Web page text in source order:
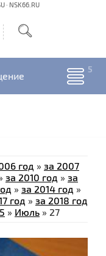
· NSK66.RU
год » за 2007
за 2010 год » за
» за 2014 год »
год » за 2018 год
» Июль » 27